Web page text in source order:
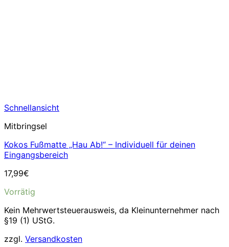
Schnellansicht
Mitbringsel
Kokos Fußmatte „Hau Ab!“ – Individuell für deinen
Eingangsbereich
17,99€
Vorrätig
Kein Mehrwertsteuerausweis, da Kleinunternehmer nach
§19 (1) UStG.
zzgl. Versandkosten